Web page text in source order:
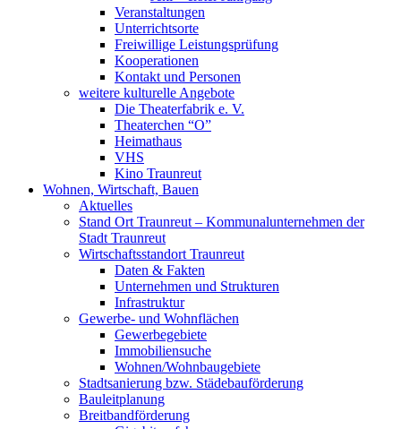
Veranstaltungen
Unterrichtsorte
Freiwillige Leistungsprüfung
Kooperationen
Kontakt und Personen
weitere kulturelle Angebote
Die Theaterfabrik e. V.
Theaterchen “O”
Heimathaus
VHS
Kino Traunreut
Wohnen, Wirtschaft, Bauen
Aktuelles
Stand Ort Traunreut – Kommunalunternehmen der
Stadt Traunreut
Wirtschaftsstandort Traunreut
Daten & Fakten
Unternehmen und Strukturen
Infrastruktur
Gewerbe- und Wohnflächen
Gewerbegebiete
Immobiliensuche
Wohnen/Wohnbaugebiete
Stadtsanierung bzw. Städebauförderung
Bauleitplanung
Breitbandförderung